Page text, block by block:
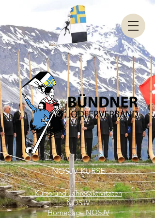
NOSJV-KURSE
Kurse und Jahresaktivitäten
NOSJV
Homepage NOSJV